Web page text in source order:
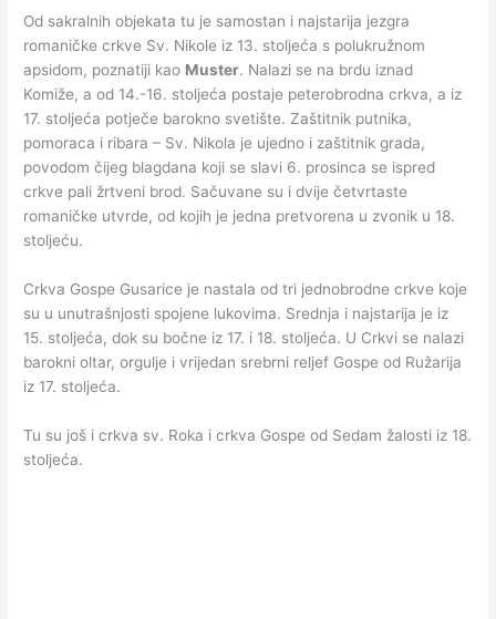
Od sakralnih objekata tu je samostan i najstarija jezgra
romaničke crkve Sv. Nikole iz 13. stoljeća s polukružnom
apsidom, poznatiji kao Muster. Nalazi se na brdu iznad
Komiže, a od 14.-16. stoljeća postaje peterobrodna crkva, a iz
17. stoljeća potječe barokno svetište. Zaštitnik putnika,
pomoraca i ribara – Sv. Nikola je ujedno i zaštitnik grada,
povodom čijeg blagdana koji se slavi 6. prosinca se ispred
crkve pali žrtveni brod. Sačuvane su i dvije četvrtaste
romaničke utvrde, od kojih je jedna pretvorena u zvonik u 18.
stoljeću.
Crkva Gospe Gusarice je nastala od tri jednobrodne crkve koje
su u unutrašnjosti spojene lukovima. Srednja i najstarija je iz
15. stoljeća, dok su bočne iz 17. i 18. stoljeća. U Crkvi se nalazi
barokni oltar, orgulje i vrijedan srebrni reljef Gospe od Ružarija
iz 17. stoljeća.
Tu su još i crkva sv. Roka i crkva Gospe od Sedam žalosti iz 18.
stoljeća.